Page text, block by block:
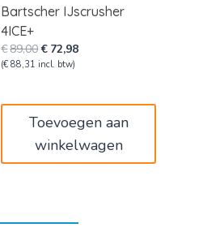
Bartscher IJscrusher
4ICE+
€89,00Oorspronkelijke
prijs
€ 72,98Huidige
(€ 88,31 incl. btw)
Toevoegen aan
winkelwagen